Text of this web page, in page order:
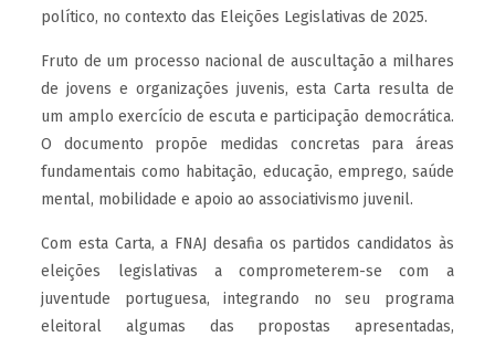
político, no contexto das Eleições Legislativas de 2025.
Fruto de um processo nacional de auscultação a milhares
de jovens e organizações juvenis, esta Carta resulta de
um amplo exercício de escuta e participação democrática.
O documento propõe medidas concretas para áreas
fundamentais como habitação, educação, emprego, saúde
mental, mobilidade e apoio ao associativismo juvenil.
Com esta Carta, a FNAJ desafia os partidos candidatos às
eleições legislativas a comprometerem-se com a
juventude portuguesa, integrando no seu programa
eleitoral algumas das propostas apresentadas,